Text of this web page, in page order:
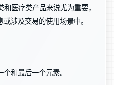
医疗类产品来说尤为重要，
涉及交易的使用场景中。
和最后一个元素。